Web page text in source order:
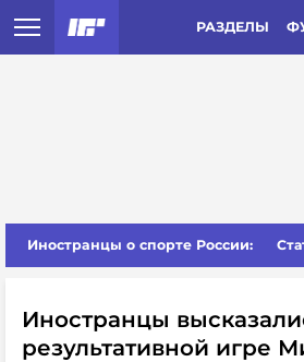
РАЗДЕЛЫ
Иностранцы о спорте России:
Иностранцы
результативной игре